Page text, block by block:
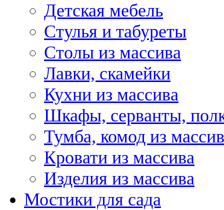
Детская мебель
Стулья и табуреты
Столы из массива
Лавки, скамейки
Кухни из массива
Шкафы, серванты,
Тумба, комод из
Кровати из массива
Изделия из массива
Мостики для сада